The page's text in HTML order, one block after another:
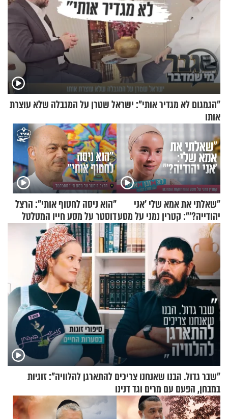
"הגמגום לא מגדיר אותי": ישראל שטרן על המגבלה שלא עוצרת
אותו
"שאלתי את אמא שלי 'אני
יהודייה?'": קטרין נמני על מסע
ההתחזקות המרגש
"הוא ניסה לחטוף אותי": הרצל
דוסטר על מסע חייו המטלטל
"שבר גדול. הבנו שאנחנו צריכים להתארגן להלוויה": זוגיות
במבחן, הפעם עם מרים וגד דנינו